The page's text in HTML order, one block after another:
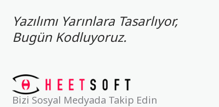
Yazılımı Yarınlara Tasarlıyor,
Bugün Kodluyoruz.
Bizi Sosyal Medyada Takip Edin